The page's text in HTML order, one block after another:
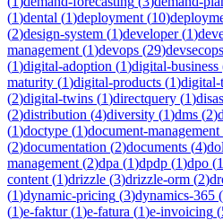
(1)dental (1)deployment (10)
(2)design-system (1)developer(1)
management (1)devops (29)devsecops
(1)digital-adoption (1)digital-business
maturity (1)digital-products (1)digital-
(2)digital-twins (1)directquery (1)
(2)distribution (4)diversity (1)dms (2)
(1)doctype (1)document-management
(2)documentation (2)documents (4)
management (2)dpa (1)dpdp (1)dpo (1
content (1)drizzle (3)drizzle-orm (2)
(1)dynamic-pricing (3)dynamics-365 (
(1)e-faktur(1)e-fatura (1)e-invoicing (